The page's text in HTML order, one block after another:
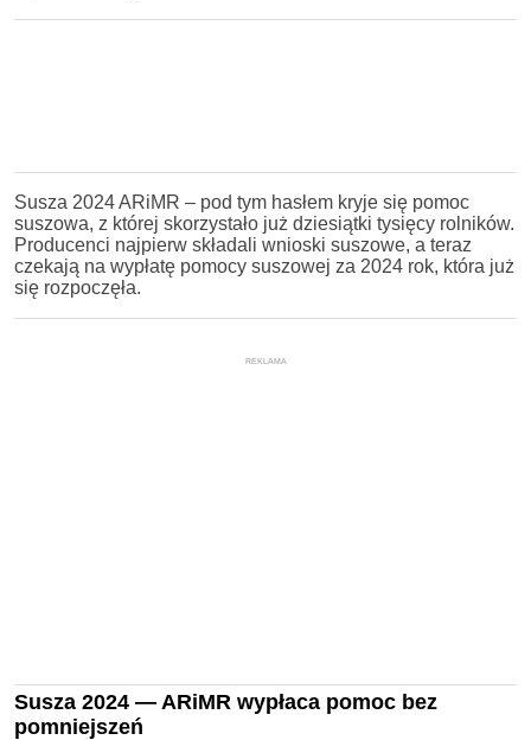
Susza 2024 ARiMR – pod tym hasłem kryje się pomoc
suszowa, z której skorzystało już dziesiątki tysięcy rolników.
Producenci najpierw składali wnioski suszowe, a teraz
czekają na wypłatę pomocy suszowej za 2024 rok, która już
się rozpoczęła.
REKLAMA
Susza 2024 — ARiMR wypłaca pomoc bez
pomniejszeń